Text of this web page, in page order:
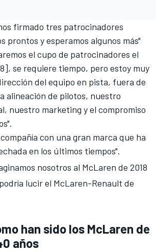
firmado tres patrocinadores
prontos y esperamos algunos más"
el cupo de patrocinadores el
se requiere tiempo, pero estoy muy
del equipo en pista, fuera de
alineación de pilotos, nuestro
nuestro marketing y el compromiso
con una gran marca que ha
en los últimos tiempos".
nosotros al McLaren de 2018
lucir el McLaren-Renault de
han sido los McLaren de
años